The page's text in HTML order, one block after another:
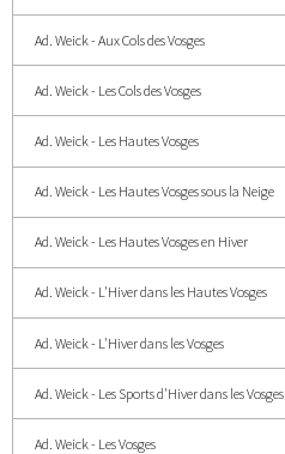
Ad. Weick - Aux Cols des Vosges
Ad. Weick - Les Cols des Vosges
Ad. Weick - Les Hautes Vosges
Ad. Weick - Les Hautes Vosges sous la Neige
Ad. Weick - Les Hautes Vosges en Hiver
Ad. Weick - L'Hiver dans les Hautes Vosges
Ad. Weick - L'Hiver dans les Vosges
Ad. Weick - Les Sports d'Hiver dans les Vosges
Ad. Weick - Les Vosges